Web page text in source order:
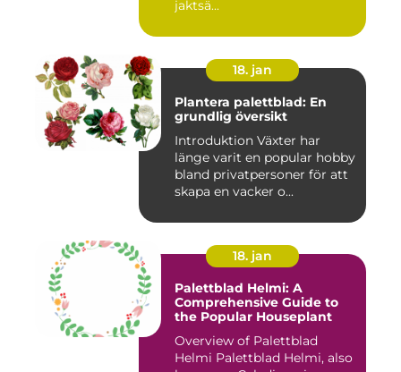
jaktsä...
18. jan
Plantera palettblad: En
grundlig översikt
Introduktion Växter har
länge varit en popular hobby
bland privatpersoner för att
skapa en vacker o...
18. jan
Palettblad Helmi: A
Comprehensive Guide to
the Popular Houseplant
Overview of Palettblad
Helmi Palettblad Helmi, also